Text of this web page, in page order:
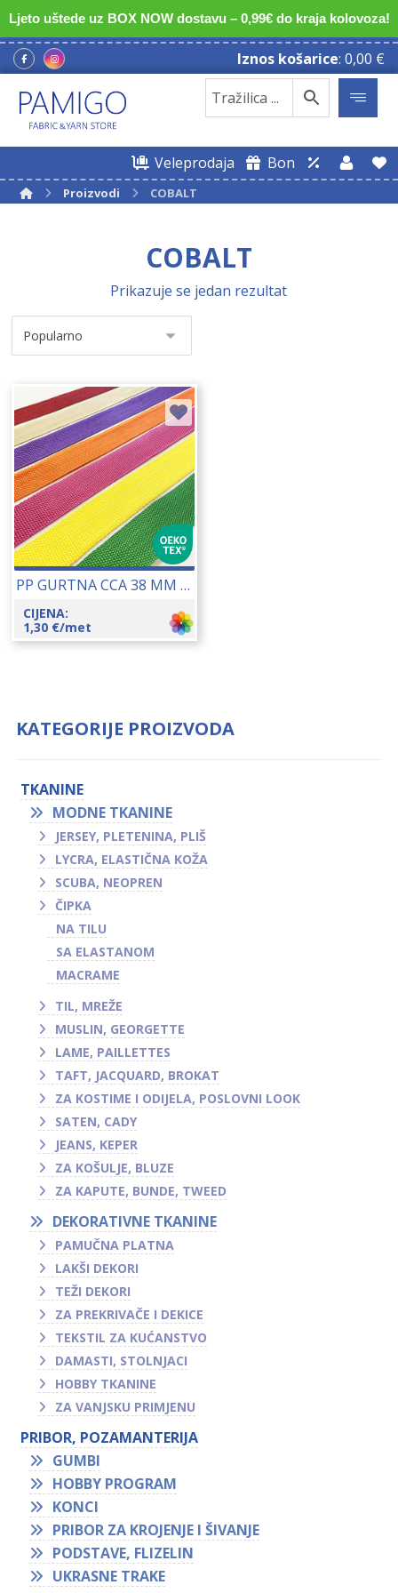
Ljeto uštede uz BOX NOW dostavu – 0,99€ do kraja kolovoza!
Iznos košarice: 0,00 €
Veleprodaja Bon
Proizvodi COBALT
COBALT
Prikazuje se jedan rezultat
PP GURTNA CCA 38 MM (TC046R) 23035
CIJENA:
1,30 €/met
KATEGORIJE PROIZVODA
TKANINE
MODNE TKANINE
JERSEY, PLETENINA, PLIŠ
LYCRA, ELASTIČNA KOŽA
SCUBA, NEOPREN
ČIPKA
NA TILU
SA ELASTANOM
MACRAME
TIL, MREŽE
MUSLIN, GEORGETTE
LAME, PAILLETTES
TAFT, JACQUARD, BROKAT
ZA KOSTIME I ODIJELA, POSLOVNI LOOK
SATEN, CADY
JEANS, KEPER
ZA KOŠULJE, BLUZE
ZA KAPUTE, BUNDE, TWEED
DEKORATIVNE TKANINE
PAMUČNA PLATNA
LAKŠI DEKORI
TEŽI DEKORI
ZA PREKRIVAČE I DEKICE
TEKSTIL ZA KUĆANSTVO
DAMASTI, STOLNJACI
HOBBY TKANINE
ZA VANJSKU PRIMJENU
PRIBOR, POZAMANTERIJA
GUMBI
HOBBY PROGRAM
KONCI
PRIBOR ZA KROJENJE I ŠIVANJE
PODSTAVE, FLIZELIN
UKRASNE TRAKE